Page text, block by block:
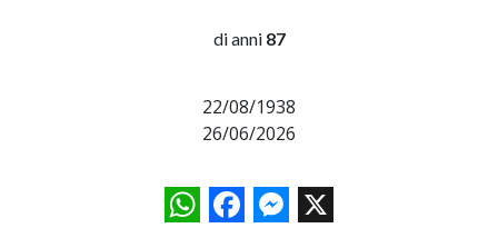
di anni 87
22/08/1938
26/06/2026
WhatsAppFacebookMessenger
X